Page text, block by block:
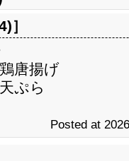
］
唐揚げ
ぷら
Posted at